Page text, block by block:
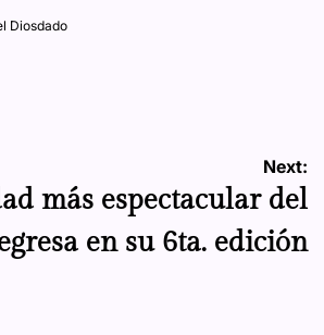
Diosdado
Next:
más espectacular del
en su 6ta. edición